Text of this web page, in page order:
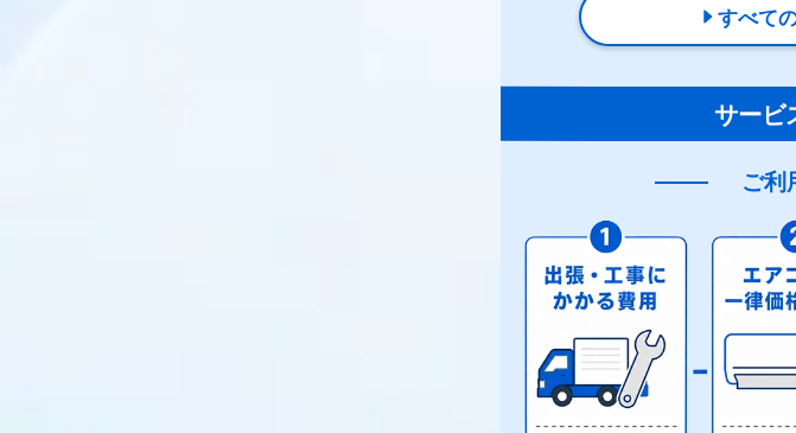
すべて
サービ
ご利